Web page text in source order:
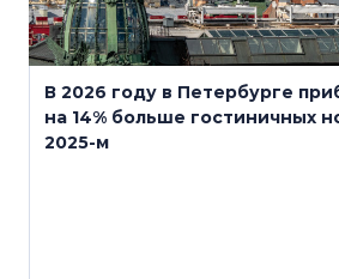
В 2026 году в Петербурге
на 14% больше гостиничных
2025-м